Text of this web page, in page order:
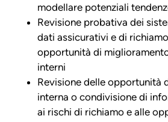
modellare potenziali
Revisione probativa dei
dati assicurativi e di
opportunità di
interni
Revisione delle opportunità
interna o condivisione di
ai rischi di richiamo e alle